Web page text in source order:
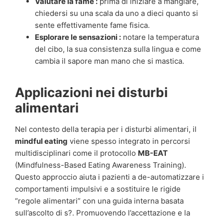
chiedersi su una scala da uno a dieci quanto si
sente effettivamente fame fisica.
Esplorare le sensazioni : notare la temperatura
del cibo, la sua consistenza sulla lingua e come
cambia il sapore man mano che si mastica.
Applicazioni nei disturbi
alimentari
Nel contesto della terapia per i disturbi alimentari, il
mindful eating viene spesso integrato in percorsi
multidisciplinari come il protocollo MB-EAT
(Mindfulness-Based Eating Awareness Training).
Questo approccio aiuta i pazienti a de-automatizzare i
comportamenti impulsivi e a sostituire le rigide
“regole alimentari” con una guida interna basata
sull’ascolto di s?. Promuovendo l’accettazione e la